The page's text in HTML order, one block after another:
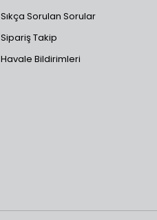
Sıkça Sorulan Sorular
Sipariş Takip
Havale Bildirimleri